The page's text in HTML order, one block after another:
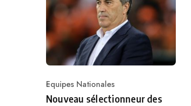
Category
Equipes Nationales
Nouveau sélectionneur des